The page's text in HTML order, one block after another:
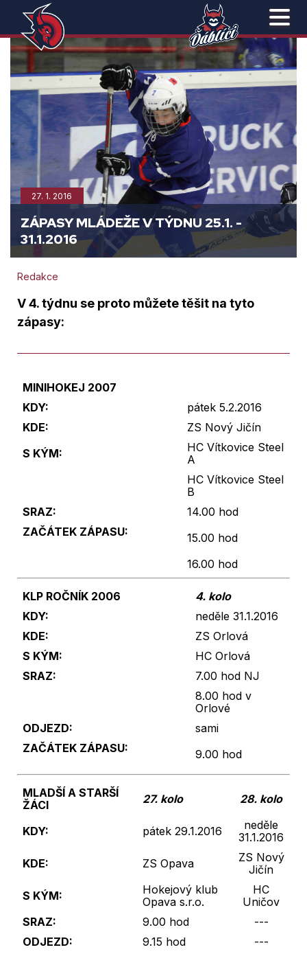
27. 1. 2016
ZÁPASY MLÁDEŽE V TÝDNU 25.1. -
31.1.2016
Redakce
V 4. týdnu se proto můžete těšit na tyto
zápasy:
MINIHOKEJ 2007
KDY:
pátek 5.2.2016
KDE:
ZS Nový Jičín
S KÝM:
HC Vítkovice Steel
A
HC Vítkovice Steel
B
SRAZ:
14.00 hod
ZAČÁTEK ZÁPASU:
15.00 hod
16.00 hod
KLP ROČNÍK 2006
4. kolo
KDY:
neděle 31.1.2016
KDE:
ZS Orlová
S KÝM:
HC Orlová
SRAZ:
7.00 hod NJ
8.00 hod v
Orlové
ODJEZD:
sami
ZAČÁTEK ZÁPASU:
9.00 hod
MLADŠÍ A STARŠÍ
ŽÁCI
27. kolo 28. kolo
KDY: pátek 29.1.2016
neděle
31.1.2016
KDE:
ZS Opava
ZS Nový
Jičín
S KÝM:
Hokejový klub
Opava s.r.o.
HC
Uničov
SRAZ:
9.00 hod
---
ODJEZD:
9.15 hod
---